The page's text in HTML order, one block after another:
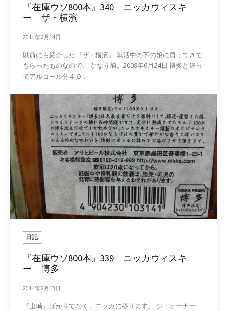
『在庫ウソ800本』340 ニッカウィスキ
ー ザ・横濱
2014年2月14日
以前にも紹介した『ザ・横濱』 就活中の下の娘に買ってきて
もらったものなので、 かなり前。2008年6月24日 博多と違っ
てアルコール分４０...
日記
『在庫ウソ800本』339 ニッカウィスキ
ー 博多
2014年2月13日
『山崎』ばかりでなく、ニッカに移ります。 ジ・オーナー